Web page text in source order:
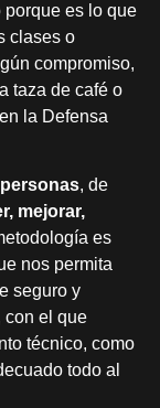
porque es lo que
clases o
compromiso,
taza de café o
la Defensa
, de
mejorar,
es
nos permita
seguro y
con el que
técnico, como
todo al